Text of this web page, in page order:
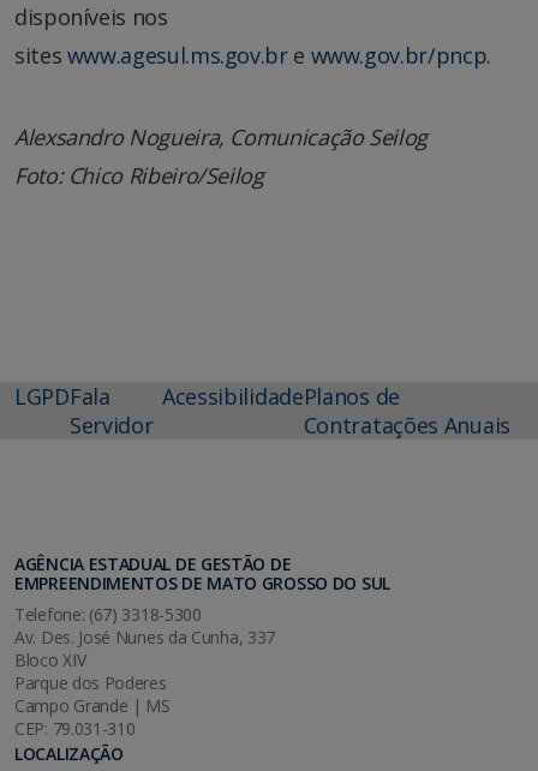
disponíveis nos
sites www.agesul.ms.gov.bre www.gov.br/pncp.
Alexsandro Nogueira, Comunicação Seilog
Foto: Chico Ribeiro/Seilog
LGPDFala
Servidor
AcessibilidadePlanos de
Contratações Anuais
AGÊNCIA ESTADUAL DE GESTÃO DE
EMPREENDIMENTOS DE MATO GROSSO DO SUL
Telefone: (67) 3318-5300
Av. Des. José Nunes da Cunha, 337
Bloco XIV
Parque dos Poderes
Campo Grande | MS
CEP: 79.031-310
LOCALIZAÇÃO